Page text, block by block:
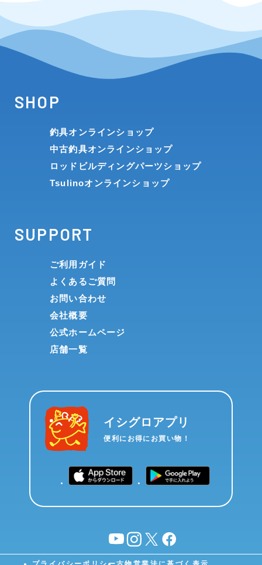
SHOP
釣具オンラインショップ
中古釣具オンラインショップ
ロッドビルディングパーツショップ
Tsulinoオンラインショップ
SUPPORT
ご利用ガイド
よくあるご質問
お問い合わせ
会社概要
公式ホームページ
店舗一覧
イシグロアプリ
便利にお得にお買い物！
YouTubeinstagram
X facebook